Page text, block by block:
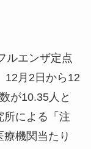
ルエンザ定点
12月2日から12
が10.35人と
所による「注
機関当たり